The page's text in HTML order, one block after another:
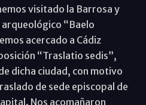
visitado la Barrosa y
“Baelo
acercado a Cádiz
“Traslatio sedis”,
dicha ciudad, con motivo
de sede episcopal de
Nos acomañaron